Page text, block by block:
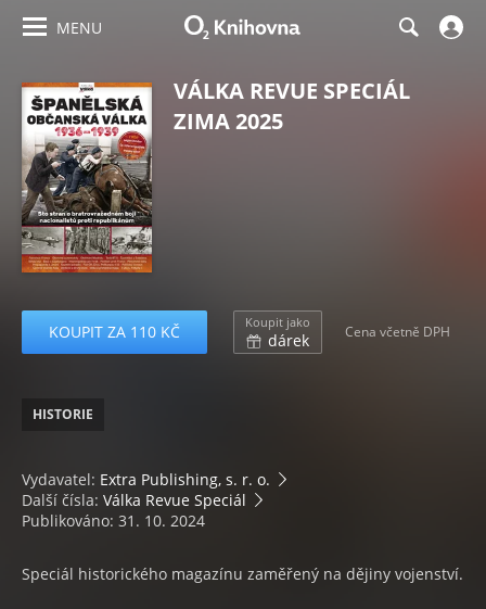
MENU
VÁLKA REVUE SPECIÁL
ZIMA 2025
KOUPIT ZA 110 KČ Koupit jako
dárek Cena včetně DPH
HISTORIE
Vydavatel: Extra Publishing, s. r. o.
Další čísla: Válka Revue Speciál
Publikováno: 31. 10. 2024
Speciál historického magazínu zaměřený na dějiny vojenství.